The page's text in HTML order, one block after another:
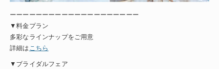
ーーーーーーーーーーーーーーーーーーーー
▼料金プラン
多彩なラインナップをご用意
詳細は こちら
▼ブライダルフェア